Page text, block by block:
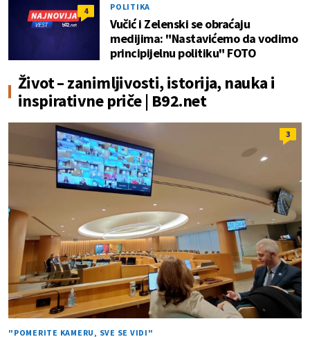
4 POLITIKA
Vučić i Zelenski se obraćaju
medijima: "Nastavićemo da vodimo
principijelnu politiku" FOTO
Život – zanimljivosti, istorija, nauka i
inspirativne priče | B92.net
3
"POMERITE KAMERU, SVE SE VIDI"